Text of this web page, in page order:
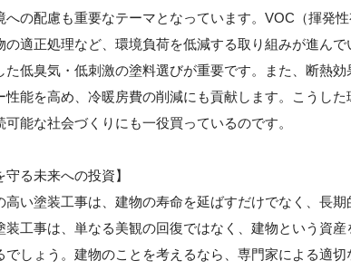
の配慮も重要なテーマとなっています。VOC（揮発
の適正処理など、環境負荷を低減する取り組みが進ん
低臭気・低刺激の塗料選びが重要です。また、断熱
性能を高め、冷暖房費の削減にも貢献します。こうし
能な社会づくりにも一役買っているのです。
守る未来への投資】
高い塗装工事は、建物の寿命を延ばすだけでなく、長
装工事は、単なる美観の回復ではなく、建物という資
しょう。建物のことを考えるなら、専門家による適切